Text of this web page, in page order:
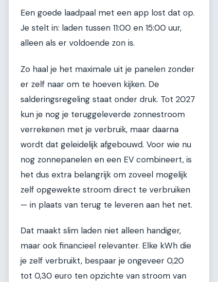
Een goede laadpaal met een app lost dat op.
Je stelt in: laden tussen 11:00 en 15:00 uur,
alleen als er voldoende zon is.
Zo haal je het maximale uit je panelen zonder
er zelf naar om te hoeven kijken. De
salderingsregeling staat onder druk. Tot 2027
kun je nog je teruggeleverde zonnestroom
verrekenen met je verbruik, maar daarna
wordt dat geleidelijk afgebouwd. Voor wie nu
nog zonnepanelen en een EV combineert, is
het dus extra belangrijk om zoveel mogelijk
zelf opgewekte stroom direct te verbruiken
— in plaats van terug te leveren aan het net.
Dat maakt slim laden niet alleen handiger,
maar ook financieel relevanter. Elke kWh die
je zelf verbruikt, bespaar je ongeveer 0,20
tot 0,30 euro ten opzichte van stroom van